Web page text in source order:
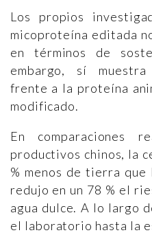
Los propios
micoproteína editada
en términos de
embargo, sí muestra
frente a la proteína
modificado.
En comparaciones
productivos chinos, la
% menos de tierra
redujo en un 78 % el
agua dulce. A lo largo
el laboratorio hasta la